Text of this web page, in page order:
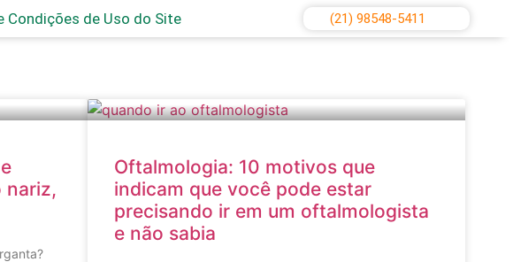
Condições de Uso do Site (21) 98548-5411
nariz,
Oftalmologia: 10 motivos que
indicam que você pode estar
precisando ir em um oftalmologista
e não sabia